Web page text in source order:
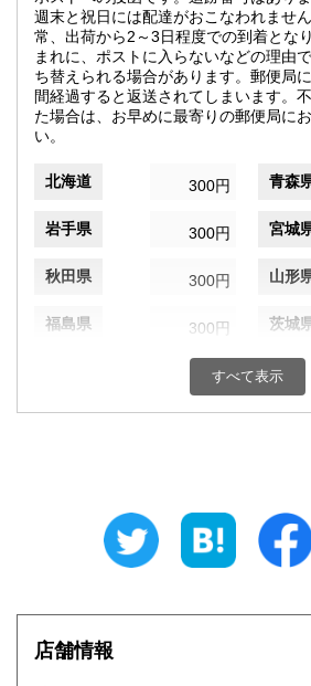
週末と祝日には配達がおこなわれませ
常、出荷から2～3日程度での到着となり
まれに、ポストに入らないなどの理由
ち替えられる場合があります。郵便局
間経過すると返送されてしまいます。
た場合は、お早めに最寄りの郵便局に
い。
北海道 300円 青森
岩手県 300円 宮城
秋田県 300円 山形
福島県 300円 茨城
300円 群馬県
埼玉県 千葉
300円 富山県
300円 福井県
300円
岐阜県
すべて表示
店舗情報